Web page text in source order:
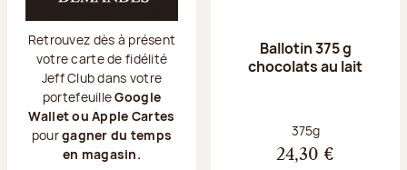
Retrouvez dès à présent
votre carte de fidélité
Jeff Club dans votre
portefeuilleGoogle
Wallet ou Apple Cartes
pourgagner du temps
en magasin.
Ballotin 375 g
chocolats au lait
Poids net :
375g
24,30 €